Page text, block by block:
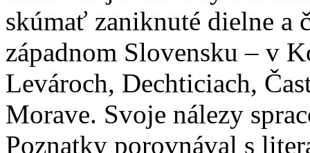
skúmať zaniknuté dielne a
západnom Slovensku – v
Levároch, Dechticiach,
Morave. Svoje nálezy
Poznatky porovnával s